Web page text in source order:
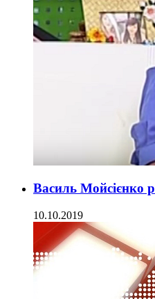
Василь Мойсієнко
10.10.2019